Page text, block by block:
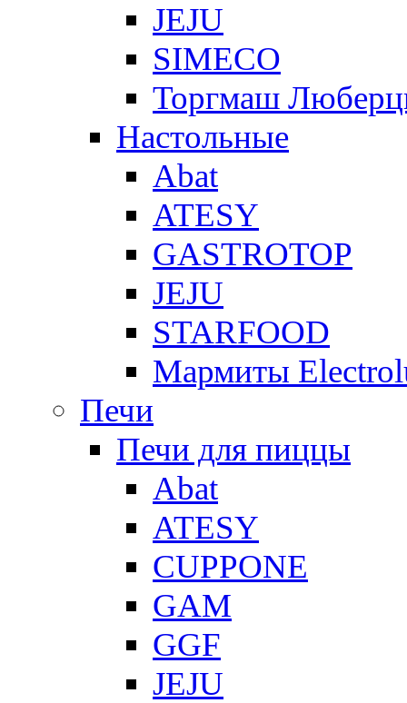
JEJU
SIMECO
Торгмаш
Настольные
Abat
ATESY
GASTROTOP
JEJU
STARFOOD
Мармиты
Печи
Печи для пиццы
Abat
ATESY
CUPPONE
GAM
GGF
JEJU